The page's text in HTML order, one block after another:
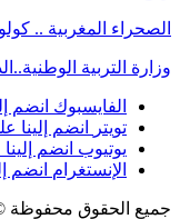
الصحراء المغربية ..
وزارة التربية
الفايسبوك انضم
تويتر
انضم إلينا
يوتيوب انضم
الإنستغرام انضم
جميع الحقوق محفوظة ©